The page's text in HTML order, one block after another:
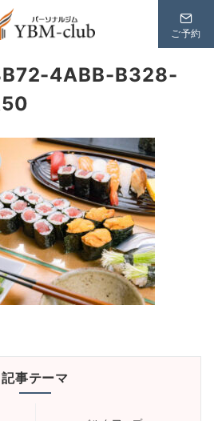
ご予約
4ABB-B328-
記事テーマ